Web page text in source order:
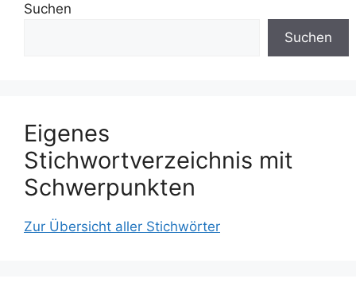
Suchen
Suchen
Eigenes
Stichwortverzeichnis mit
Schwerpunkten
Zur Übersicht aller Stichwörter